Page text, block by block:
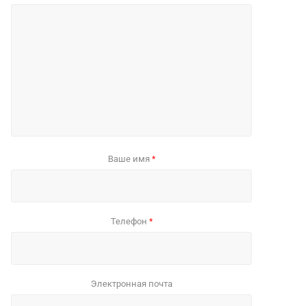
Ваше имя *
Телефон *
Электронная почта